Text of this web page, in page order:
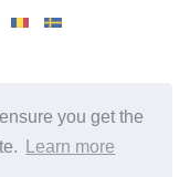
you get the
Learn more
für eine
das Gehirn.